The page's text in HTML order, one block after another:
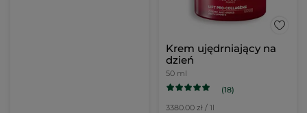
Krem ujędrniający na
dzień
50 ml
(18)
3380.00 zł / 1l